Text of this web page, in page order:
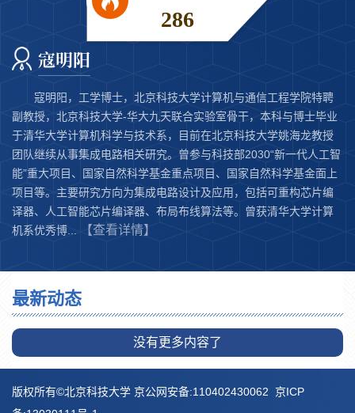
286
寇明阳
寇明阳，工学博士，北京科技大学计算机与通信工程学院特聘
副教授，北京科技大学-华大九天联合实验室骨干，本科与博士毕业
于清华大学计算机科学与技术系，目前在北京科技大学姚海龙教授
团队继续从事集成电路相关研究。曾参与科技部2030“新一代人工智
能”重大项目、国家自然科学基金重点项目、国家自然科学基金面上
项目等。主要研究方向为集成电路设计及应用，包括可重构芯片编
译器、人工智能芯片编译器、布局布线算法等。曾获清华大学计算
机系优秀博...
【查看详情】
最新动态
没有更多内容了
版权所有©北京科技大学 京公网安备:110402430062 京ICP